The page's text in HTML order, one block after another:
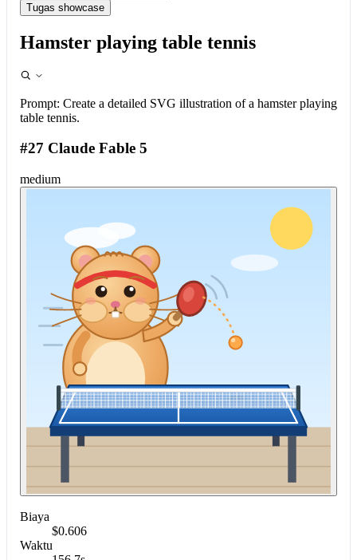
Tugas showcase
Hamster playing table tennis
Prompt: Create a detailed SVG illustration of a hamster playing
table tennis.
#27 Claude Fable 5
medium
Biaya
$0.606
Waktu